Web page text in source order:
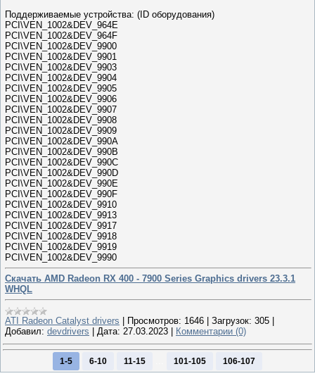
Поддерживаемые устройства: (ID оборудования)
PCI\VEN_1002&DEV_964E
PCI\VEN_1002&DEV_964F
PCI\VEN_1002&DEV_9900
PCI\VEN_1002&DEV_9901
PCI\VEN_1002&DEV_9903
PCI\VEN_1002&DEV_9904
PCI\VEN_1002&DEV_9905
PCI\VEN_1002&DEV_9906
PCI\VEN_1002&DEV_9907
PCI\VEN_1002&DEV_9908
PCI\VEN_1002&DEV_9909
PCI\VEN_1002&DEV_990A
PCI\VEN_1002&DEV_990B
PCI\VEN_1002&DEV_990C
PCI\VEN_1002&DEV_990D
PCI\VEN_1002&DEV_990E
PCI\VEN_1002&DEV_990F
PCI\VEN_1002&DEV_9910
PCI\VEN_1002&DEV_9913
PCI\VEN_1002&DEV_9917
PCI\VEN_1002&DEV_9918
PCI\VEN_1002&DEV_9919
PCI\VEN_1002&DEV_9990
Скачать AMD Radeon RX 400 - 7900 Series Graphics drivers 23.3.1
WHQL
ATI Radeon Catalyst drivers Просмотров: 1646 Загрузок: 305
Добавил: devdrivers Дата: 27.03.2023 Комментарии (0)
1-5 6-10 11-15 101-105 106-107